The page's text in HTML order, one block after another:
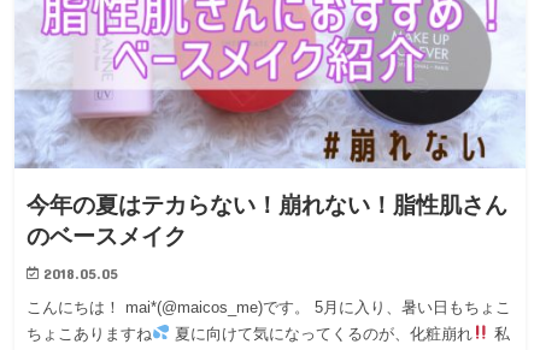
今年の夏はテカらない！崩れない！脂性肌さん
のベースメイク
2018.05.05
こんにちは！ mai*(@maicos_me)です。 5月に入り、暑い日もちょこ
ちょこありますね
夏に向けて気になってくるのが、化粧崩れ
私